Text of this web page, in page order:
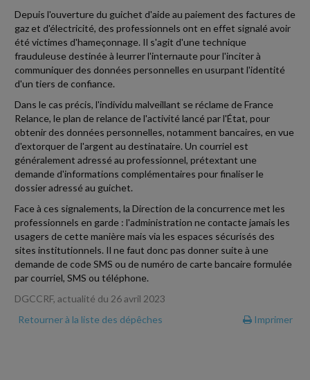
Depuis l'ouverture du guichet d'aide au paiement des factures de
gaz et d'électricité, des professionnels ont en effet signalé avoir
été victimes d'hameçonnage. Il s'agit d'une technique
frauduleuse destinée à leurrer l'internaute pour l'inciter à
communiquer des données personnelles en usurpant l'identité
d'un tiers de confiance.
Dans le cas précis, l'individu malveillant se réclame de France
Relance, le plan de relance de l'activité lancé par l'État, pour
obtenir des données personnelles, notamment bancaires, en vue
d'extorquer de l'argent au destinataire. Un courriel est
généralement adressé au professionnel, prétextant une
demande d'informations complémentaires pour finaliser le
dossier adressé au guichet.
Face à ces signalements, la Direction de la concurrence met les
professionnels en garde : l'administration ne contacte jamais les
usagers de cette manière mais via les espaces sécurisés des
sites institutionnels. Il ne faut donc pas donner suite à une
demande de code SMS ou de numéro de carte bancaire formulée
par courriel, SMS ou téléphone.
DGCCRF, actualité du 26 avril 2023
Retourner à la liste des dépêches
Imprimer